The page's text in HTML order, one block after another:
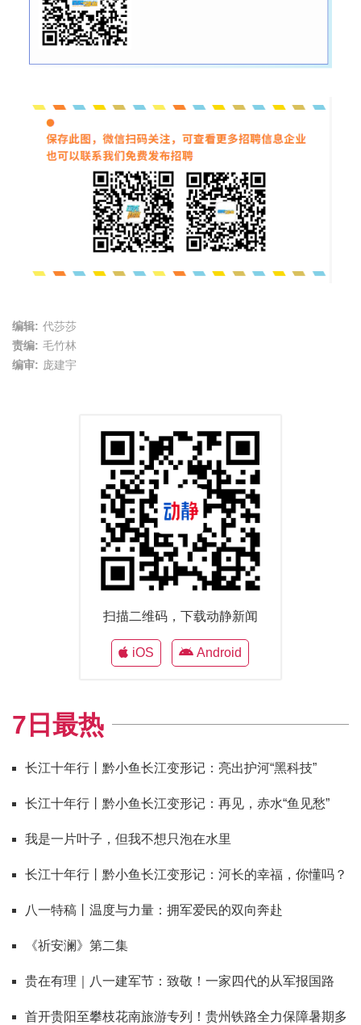
编辑: 代莎莎
责编: 毛竹林
编审: 庞建宇
扫描二维码，下载动静新闻
iOS Android
7日最热
长江十年行丨黔小鱼长江变形记：亮出护河“黑科技”
长江十年行丨黔小鱼长江变形记：再见，赤水“鱼见愁”
我是一片叶子，但我不想只泡在水里
长江十年行丨黔小鱼长江变形记：河长的幸福，你懂吗？
八一特稿丨温度与力量：拥军爱民的双向奔赴
《祈安澜》第二集
贵在有理｜八一建军节：致敬！一家四代的从军报国路
首开贵阳至攀枝花南旅游专列！贵州铁路全力保障暑期多